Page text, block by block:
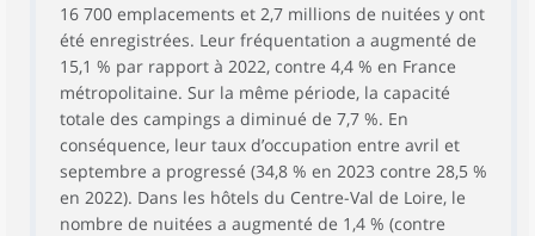
16 700 emplacements et 2,7 millions de nuitées y ont
été enregistrées. Leur fréquentation a augmenté de
15,1 % par rapport à 2022, contre 4,4 % en France
métropolitaine. Sur la même période, la capacité
totale des campings a diminué de 7,7 %. En
conséquence, leur taux d’occupation entre avril et
septembre a progressé (34,8 % en 2023 contre 28,5 %
en 2022). Dans les hôtels du Centre-Val de Loire, le
nombre de nuitées a augmenté de 1,4 % (contre